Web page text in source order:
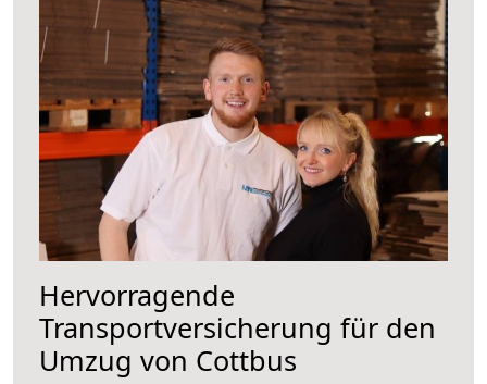
Hervorragende
Transportversicherung für den
Umzug von Cottbus